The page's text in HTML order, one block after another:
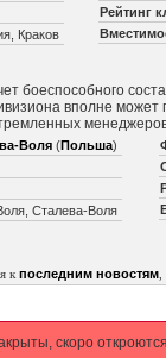
Краков
Рейтинг
боеспособного
вполне
Воля (Польша)
Сталева-Воля
к последним новостям
скоро